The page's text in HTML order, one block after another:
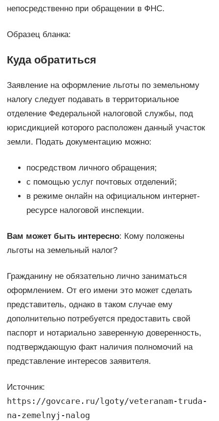
непосредственно при обращении в ФНС.
Образец бланка:
Куда обратиться
Заявление на оформление льготы по земельному
налогу следует подавать в территориальное
отделение Федеральной налоговой службы, под
юрисдикцией которого расположен данный участок
земли. Подать документацию можно:
посредством личного обращения;
с помощью услуг почтовых отделений;
в режиме онлайн на официальном интернет-
ресурсе налоговой инспекции.
Вам может быть интересно: Кому положены
льготы на земельный налог?
Гражданину не обязательно лично заниматься
оформлением. От его имени это может сделать
представитель, однако в таком случае ему
дополнительно потребуется предоставить свой
паспорт и нотариально заверенную доверенность,
подтверждающую факт наличия полномочий на
представление интересов заявителя.
Источник:
https://govcare.ru/lgoty/veteranam-truda-
na-zemelnyj-nalog